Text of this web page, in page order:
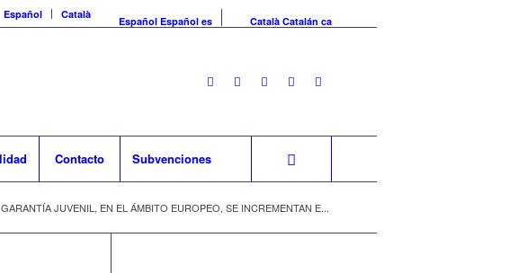
Español Català
Español Español es Català Catalán ca
Contacto Subvenciones
JUVENIL, EN EL ÁMBITO EUROPEO, SE INCREMENTAN E...